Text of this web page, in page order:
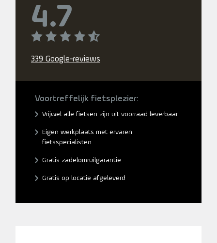
4.7
339 Google-reviews
Voortreffelijk fietsplezier:
Vrijwel alle fietsen zijn uit voorraad leverbaar
Eigen werkplaats met ervaren
fietsspecialisten
Gratis zadelomruilgarantie
Gratis op locatie afgeleverd